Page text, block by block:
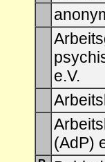
e.V.
(AdP)